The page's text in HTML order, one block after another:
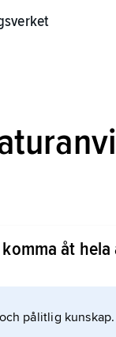
åt hela
pålitlig kunskap.